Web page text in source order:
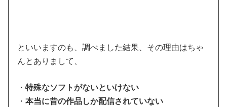
といいますのも、調べました結果、その理由はちゃ
んとありまして、
・特殊なソフトがないといけない
・本当に昔の作品しか配信されていない